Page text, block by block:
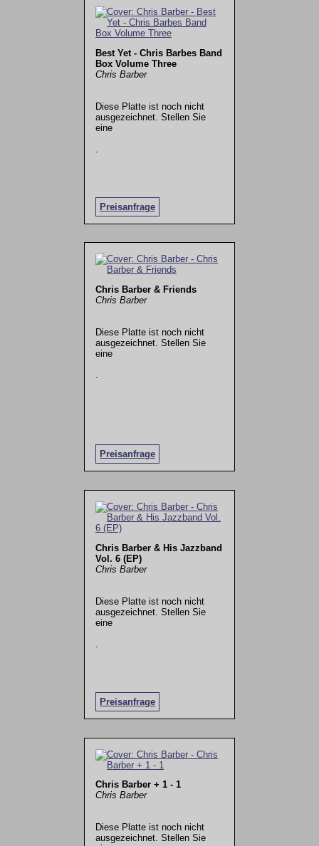
Best Yet - Chris Barbes Band
Box Volume Three
Chris Barber
Diese Platte ist noch nicht
ausgezeichnet. Stellen Sie
eine
Preisanfrage
Chris Barber & Friends
Chris Barber
Diese Platte ist noch nicht
ausgezeichnet. Stellen Sie
eine
Preisanfrage
.
Chris Barber & His Jazzband
Vol. 6 (EP)
Chris Barber
Diese Platte ist noch nicht
ausgezeichnet. Stellen Sie
eine
Preisanfrage
Chris Barber + 1 - 1
Chris Barber
Diese Platte ist noch nicht
ausgezeichnet. Stellen Sie